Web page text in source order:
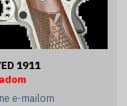
1911
e-mailom